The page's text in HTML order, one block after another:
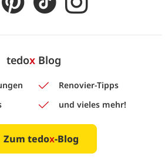
tedoxBlog
Renovier-Tipps
und vieles mehr!
Zum tedox-Blog